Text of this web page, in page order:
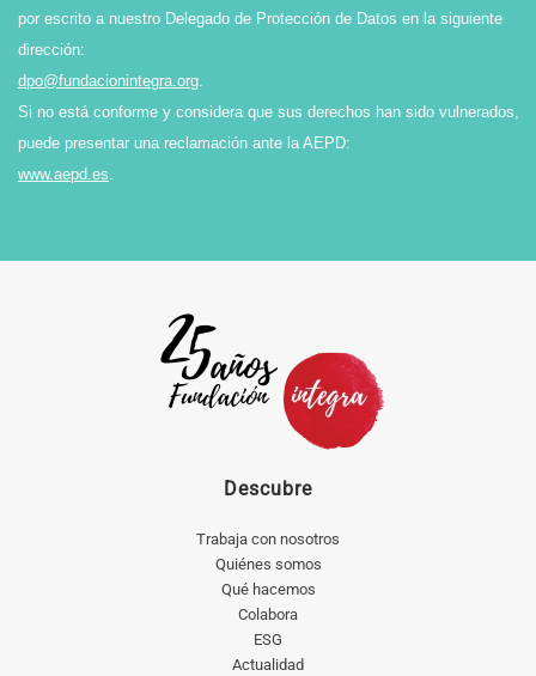
por escrito a nuestro Delegado de Protección de Datos en la siguiente
dirección:
dpo@fundacionintegra.org.
Si no está conforme y considera que sus derechos han sido vulnerados,
puede presentar una reclamación ante la AEPD:
www.aepd.es.
Descubre
Trabaja con nosotros
Quiénes somos
Qué hacemos
Colabora
ESG
Actualidad